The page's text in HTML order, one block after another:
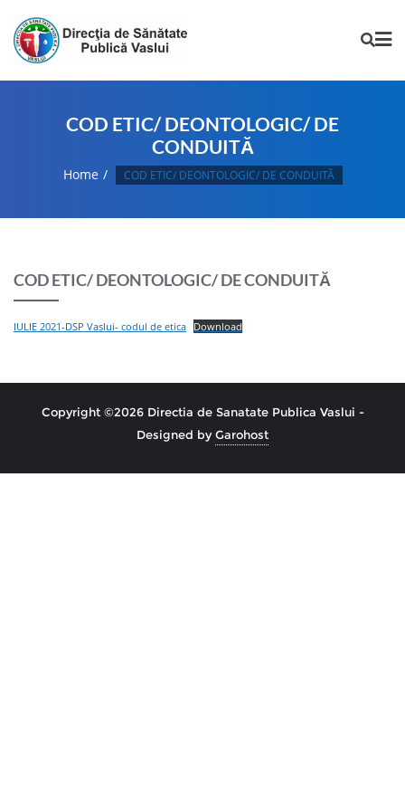
COD ETIC/ DEONTOLOGIC/ DE
CONDUITĂ
Home COD ETIC/ DEONTOLOGIC/ DE CONDUITĂ
COD ETIC/ DEONTOLOGIC/ DE CONDUITĂ
IULIE 2021-DSP Vaslui- codul de etica Download
Copyright ©2026 Directia de Sanatate Publica Vaslui -
Designed byGarohost